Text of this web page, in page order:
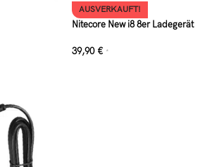
AUSVERKAUFT!
Nitecore New i8 8er Ladegerät
39,90 € *